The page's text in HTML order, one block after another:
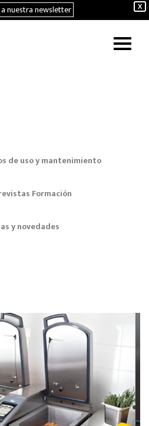
X
nuestra newsletter
de uso y mantenimiento
Formación
y novedades